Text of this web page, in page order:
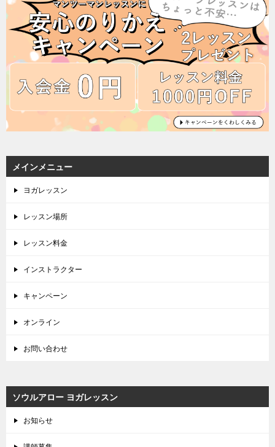
メインメニュー
ヨガレッスン
レッスン場所
レッスン料金
インストラクター
キャンペーン
オンライン
お問い合わせ
ソウルアロー ヨガレッスン
お知らせ